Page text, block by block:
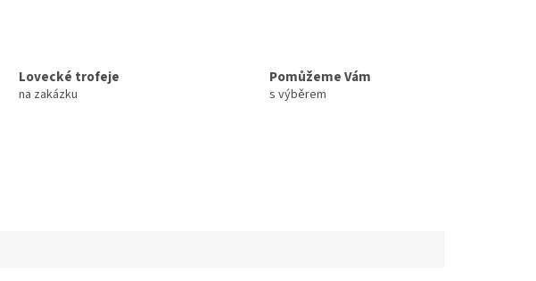
Lovecké trofeje
na zakázku
Pomůžeme Vám
s výběrem